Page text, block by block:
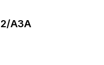
A3A